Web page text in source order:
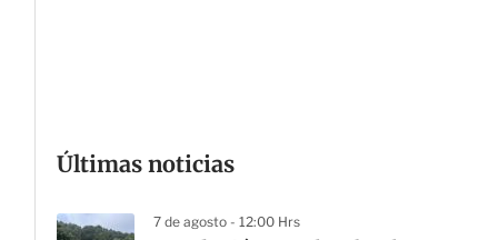
Últimas noticias
7 de agosto - 12:00 Hrs